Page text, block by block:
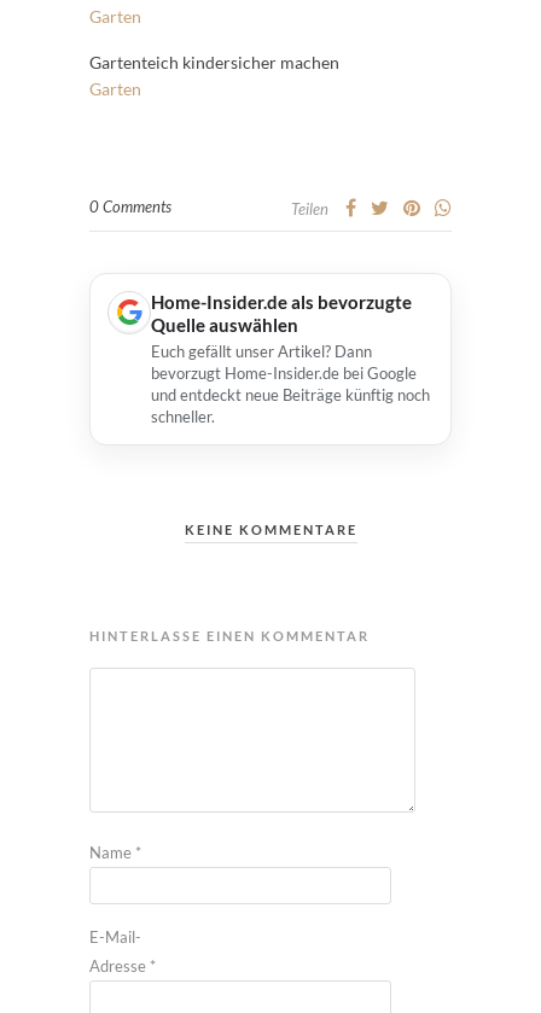
Garten
Gartenteich kindersicher machen
Garten
0 Comments Teilen
Home-Insider.de als bevorzugte
Quelle auswählen
Euch gefällt unser Artikel? Dann
bevorzugt Home-Insider.de bei Google
und entdeckt neue Beiträge künftig noch
schneller.
KEINE KOMMENTARE
HINTERLASSE EINEN KOMMENTAR
Name *
E-Mail-
Adresse *